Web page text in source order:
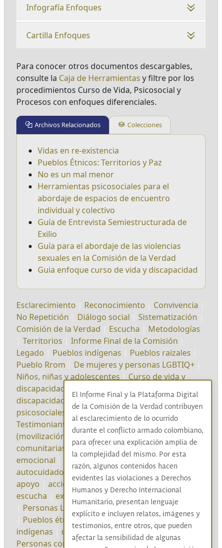
Infografía Enfoques
Cartilla Enfoques
Para conocer otros documentos descargables,
consulte la Caja de Herramientas y filtre por los
procedimientos Curso de Vida, Psicosocial y
Procesos con enfoques diferenciales.
Archivos Relacionados Colecciones
Vidas en re-existencia
Pueblos Étnicos: Territorios y Paz
No es un mal menor
Herramientas psicosociales para el
abordaje de espacios de encuentro
individual y colectivo
Guía de Entrevista Semiestructurada de
Exilio
Guía para el abordaje de las violencias
sexuales en la Comisión de la Verdad
Guia enfoque curso de vida y discapacidad
Esclarecimiento Reconocimiento Convivencia
No Repetición
Diálogo social Sistematización
Comisión de la Verdad
Escucha
Metodologías
Territorios Informe Final de la Comisión
Legado
Pueblos indígenas Pueblos raizales
Pueblo Rrom
De mujeres y personas LGBTIQ+
Niños, niñas y adolescentes
Curso de vida y
discapacidad
Género
Curso de vida y
discapacidad
|Pueblos étnicos| Impactos
psicosociales
|Entrevistas|Testimonios|
Testimoniante
| Participación ciudadana
(movilización, liderazgos colectivos, iniciativas
comunitarias, etc)|Acompañamiento|cuidado
emocional
herramientas|Impactos|
autocuidado
víctimas y responsables|redes de
apoyo
acción sin daño| confianza| actitud de
escucha
experiencias de victimización|Mujeres
Personas LGBTIQ+|Niños, niñas y adolescentes
Pueblos étnicos|cabildos y resguardos
indígenas
consejos comunitarios afro|
Personas con discapacidad|despliegue
El Informe Final y la Plataforma Digital
de la Comisión de la Verdad contribuyen
al esclarecimiento de lo ocurrido
durante el conflicto armado colombiano,
para ofrecer una explicación amplia de
la complejidad del mismo. Por esta
razón, algunos contenidos hacen
evidentes las violaciones a Derechos
Humanos y Derecho Internacional
Humanitario, presentan lenguaje
explícito e incluyen relatos, imágenes y
testimonios, entre otros, que pueden
afectar la sensibilidad de algunas